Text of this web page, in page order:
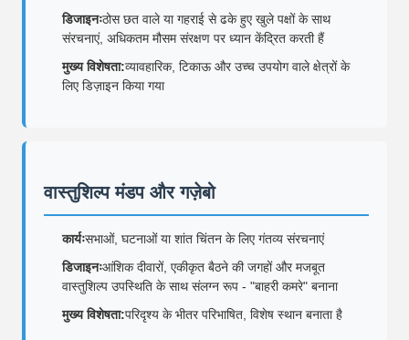
डिजाइनःठोस छत वाले या गहराई से ढके हुए खुले पक्षों के साथ
संरचनाएं, अधिकतम मौसम संरक्षण पर ध्यान केंद्रित करती हैं
मुख्य विशेषता:व्यावहारिक, टिकाऊ और उच्च उपयोग वाले क्षेत्रों के
लिए डिज़ाइन किया गया
वास्तुशिल्प मंडप और गज़ेबो
कार्यःसभाओं, घटनाओं या शांत चिंतन के लिए गंतव्य संरचनाएं
डिजाइनःआंशिक दीवारों, एकीकृत बैठने की जगहों और मजबूत
वास्तुशिल्प उपस्थिति के साथ संलग्न रूप - "बाहरी कमरे" बनाना
मुख्य विशेषता:परिदृश्य के भीतर परिभाषित, विशेष स्थान बनाता है